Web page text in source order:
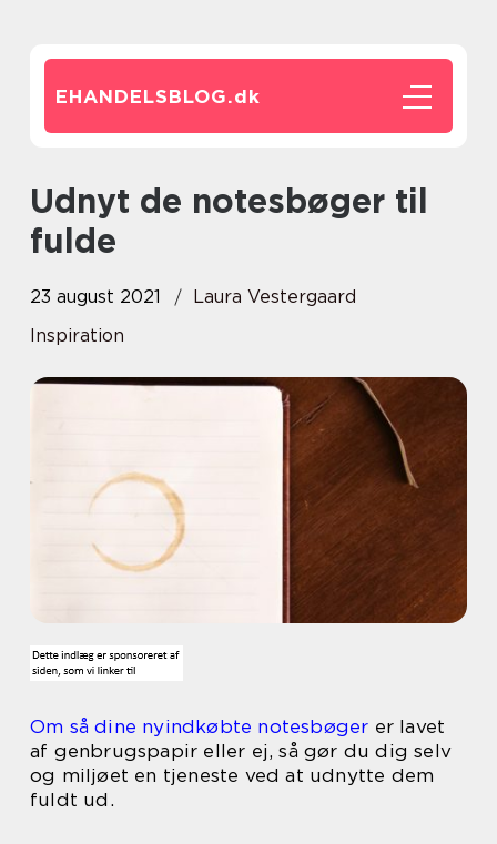
EHANDELSBLOG.dk
Udnyt de notesbøger til
fulde
23 august 2021
Laura Vestergaard
Inspiration
Om så dine nyindkøbte notesbøger er lavet
af genbrugspapir eller ej, så gør du dig selv
og miljøet en tjeneste ved at udnytte dem
fuldt ud.